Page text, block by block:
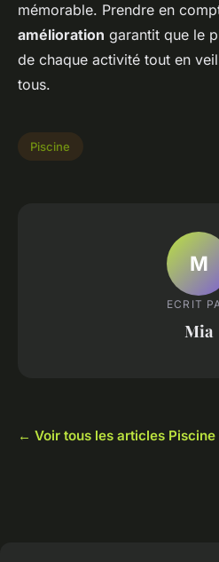
mémorable. Prendre en
amélioration garantit que le
de chaque activité tout en
tous.
Piscine
M
ECRIT
Mia
← Voir tous les articles Piscine